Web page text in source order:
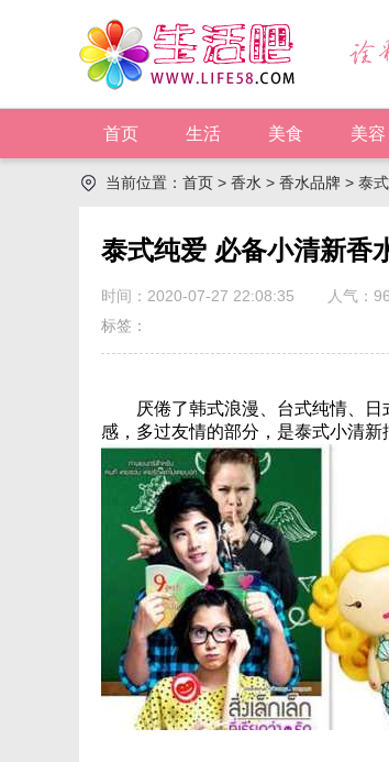
首页 生活 美食 美容
当前位置： 首页 > 香水 > 香水品牌 > 泰
泰式纯爱 必备小清新香
时间：2020-07-27 22:08:35 人气：
标签：
厌倦了韩式浪漫、台式纯情、日
感，多过友情的部分，是泰式小清